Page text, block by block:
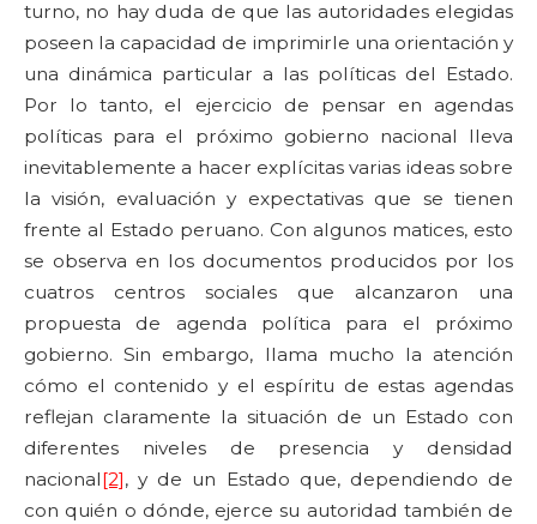
turno, no hay duda de que las autoridades elegidas
poseen la capacidad de imprimirle una orientación y
una dinámica particular a las políticas del Estado.
Por lo tanto, el ejercicio de pensar en agendas
políticas para el próximo gobierno nacional lleva
inevitablemente a hacer explícitas varias ideas sobre
la visión, evaluación y expectativas que se tienen
frente al Estado peruano. Con algunos matices, esto
se observa en los documentos producidos por los
cuatros centros sociales que alcanzaron una
propuesta de agenda política para el próximo
gobierno. Sin embargo, llama mucho la atención
cómo el contenido y el espíritu de estas agendas
reflejan claramente la situación de un Estado con
diferentes niveles de presencia y densidad
nacional[2], y de un Estado que, dependiendo de
con quién o dónde, ejerce su autoridad también de